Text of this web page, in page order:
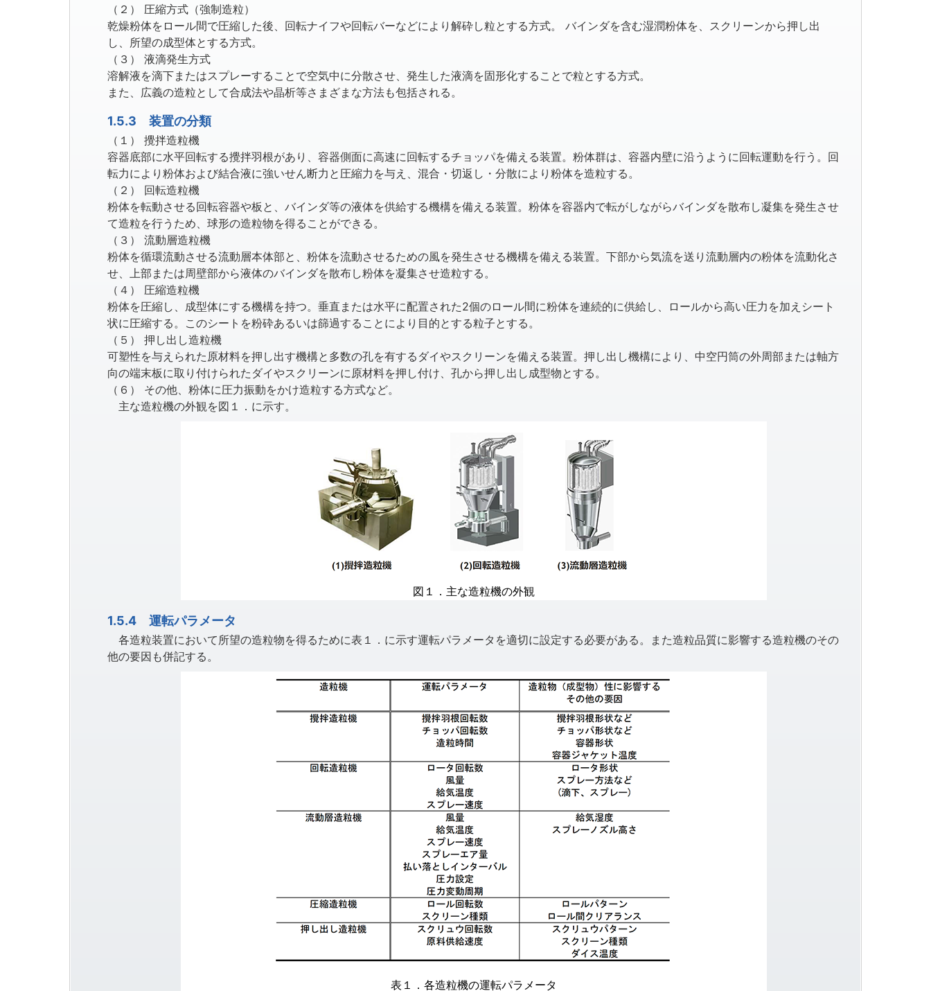
（２） 圧縮方式（強制造粒）
乾燥粉体をロール間で圧縮した後、回転ナイフや回転バーなどにより解砕し粒とする方式。 バインダを含む湿潤粉体を、スクリーンから押し出
し、所望の成型体とする方式。
（３） 液滴発生方式
溶解液を滴下またはスプレーすることで空気中に分散させ、発生した液滴を固形化することで粒とする方式。
また、広義の造粒として合成法や晶析等さまざまな方法も包括される。
1.5.3 装置の分類
（１） 攪拌造粒機
容器底部に水平回転する攪拌羽根があり、容器側面に高速に回転するチョッパを備える装置。粉体群は、容器内壁に沿うように回転運動を行う。回
転力により粉体および結合液に強いせん断力と圧縮力を与え、混合・切返し・分散により粉体を造粒する。
（２） 回転造粒機
粉体を転動させる回転容器や板と、バインダ等の液体を供給する機構を備える装置。粉体を容器内で転がしながらバインダを散布し凝集を発生させ
て造粒を行うため、球形の造粒物を得ることができる。
（３） 流動層造粒機
粉体を循環流動させる流動層本体部と、粉体を流動させるための風を発生させる機構を備える装置。下部から気流を送り流動層内の粉体を流動化さ
せ、上部または周壁部から液体のバインダを散布し粉体を凝集させ造粒する。
（４） 圧縮造粒機
粉体を圧縮し、成型体にする機構を持つ。垂直または水平に配置された2個のロール間に粉体を連続的に供給し、ロールから高い圧力を加えシート
状に圧縮する。このシートを粉砕あるいは篩過することにより目的とする粒子とする。
（５） 押し出し造粒機
可塑性を与えられた原材料を押し出す機構と多数の孔を有するダイやスクリーンを備える装置。押し出し機構により、中空円筒の外周部または軸方
向の端末板に取り付けられたダイやスクリーンに原材料を押し付け、孔から押し出し成型物とする。
（６） その他、粉体に圧力振動をかけ造粒する方式など。
主な造粒機の外観を図１．に示す。
図１．主な造粒機の外観
1.5.4 運転パラメータ
各造粒装置において所望の造粒物を得るために表１．に示す運転パラメータを適切に設定する必要がある。また造粒品質に影響する造粒機のその
他の要因も併記する。
表１．各造粒機の運転パラメータ